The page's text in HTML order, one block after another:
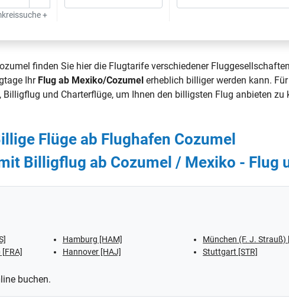
+
finden Sie hier die Flugtarife verschiedener
Ihr Flug ab Mexiko/Cozumel erheblich billiger werden kann.
Billigflug und Charterflüge, um Ihnen den billigsten Flug anbieten zu
Flüge ab Flughafen Cozumel
Billigflug ab Cozumel / Mexiko - Flug
Hamburg [HAM]
Hannover [HAJ]
München (F. J. Strauß)
Stuttgart [STR]
buchen.